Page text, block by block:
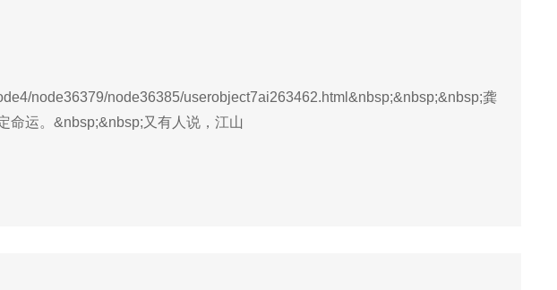
node36379/node36385/userobject7ai263462.html&nbsp;&nbsp;&nbsp;龚
命运。&nbsp;&nbsp;又有人说，江山